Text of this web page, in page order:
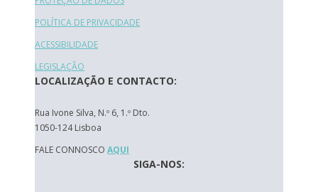
POLÍTICA DE PRIVACIDADE
ACESSIBILIDADE
LEGISLAÇÃO
LOCALIZAÇÃO E CONTACTO:
Rua Ivone Silva, N.º 6, 1.º Dto.
1050-124 Lisboa
FALE CONNOSCO AQUI
SIGA-NOS: